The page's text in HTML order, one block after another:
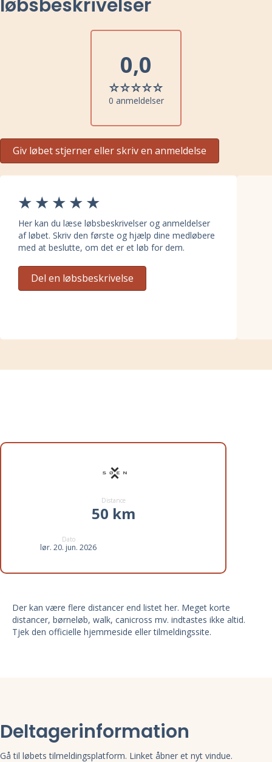
løbsbeskrivelser
0,0
0 anmeldelser
Giv løbet stjerner eller skriv en anmeldelse
Her kan du læse løbsbeskrivelser og anmeldelser
af løbet. Skriv den første og hjælp dine medløbere
med at beslutte, om det er et løb for dem.
Del en løbsbeskrivelse
Distance
50 km
Dato
lør. 20. jun. 2026
Der kan være flere distancer end listet her. Meget korte
distancer, børneløb, walk, canicross mv. indtastes ikke altid.
Tjek den officielle hjemmeside eller tilmeldingssite.
Deltagerinformation
Gå til løbets tilmeldingsplatform. Linket åbner et nyt vindue.